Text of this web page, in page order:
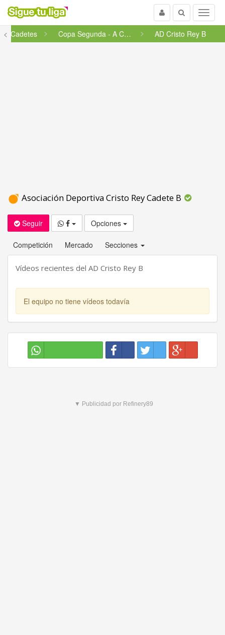
Menu
Buscar
Usuario
< Cadetes Copa Segunda - A Coruña/Mari�... AD Cristo Rey B
Asociación Deportiva Cristo Rey Cadete B
Seguir Opciones
Competición Mercado Secciones
Vídeos recientes del AD Cristo Rey B
El equipo no tiene vídeos todavía
▼ Publicidad por Refinery89